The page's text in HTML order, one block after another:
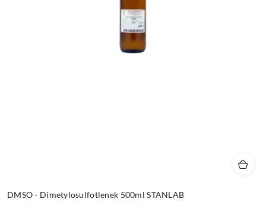
DMSO - Dimetylosulfotlenek 500ml STANLAB